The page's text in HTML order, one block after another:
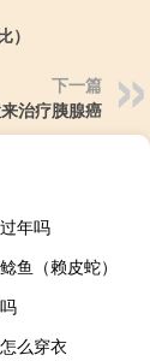
）
下一篇
治疗胰腺癌
年吗
鱼（赖皮蛇）
么穿衣